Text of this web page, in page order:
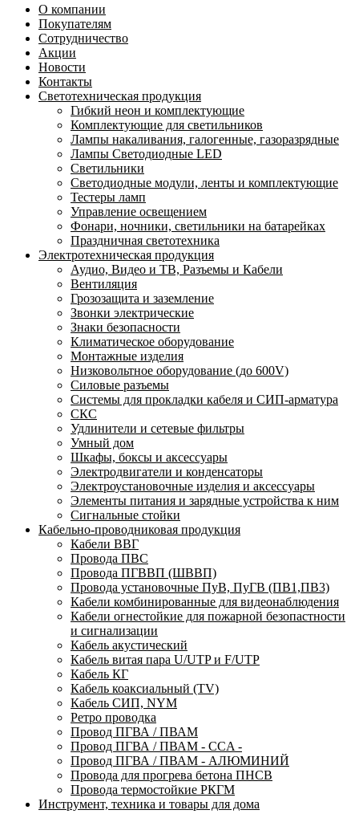
О компании
Покупателям
Сотрудничество
Акции
Новости
Контакты
Светотехническая продукция
Гибкий неон и комплектующие
Комплектующие для светильников
Лампы накаливания, галогенные, газоразрядные
Лампы Светодиодные LED
Светильники
Светодиодные модули, ленты и комплектующие
Тестеры ламп
Управление освещением
Фонари, ночники, светильники на батарейках
Праздничная светотехника
Электротехническая продукция
Аудио, Видео и ТВ, Разъемы и Кабели
Вентиляция
Грозозащита и заземление
Звонки электрические
Знаки безопасности
Климатическое оборудование
Монтажные изделия
Низковольтное оборудование (до 600V)
Силовые разъемы
Системы для прокладки кабеля и СИП-арматура
СКС
Удлинители и сетевые фильтры
Умный дом
Шкафы, боксы и аксессуары
Электродвигатели и конденсаторы
Электроустановочные изделия и аксессуары
Элементы питания и зарядные устройства к ним
Сигнальные стойки
Кабельно-проводниковая продукция
Кабели ВВГ
Провода ПВС
Провода ПГВВП (ШВВП)
Провода установочные ПуВ, ПуГВ (ПВ1,ПВ3)
Кабели комбинированные для видеонаблюдения
Кабели огнестойкие для пожарной безопастности
и сигнализации
Кабель акустический
Кабель витая пара U/UTP и F/UTP
Кабель КГ
Кабель коаксиальный (TV)
Кабель СИП, NYM
Ретро проводка
Провод ПГВА / ПВАМ
Провод ПГВА / ПВАМ - CCA -
Провод ПГВА / ПВАМ - АЛЮМИНИЙ
Провода для прогрева бетона ПНСВ
Провода термостойкие РКГМ
Инструмент, техника и товары для дома